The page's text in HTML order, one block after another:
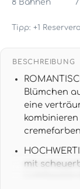
8 Bahnen
Tipp: +1
BESCHREIBUNG
Blümchen
eine
mit